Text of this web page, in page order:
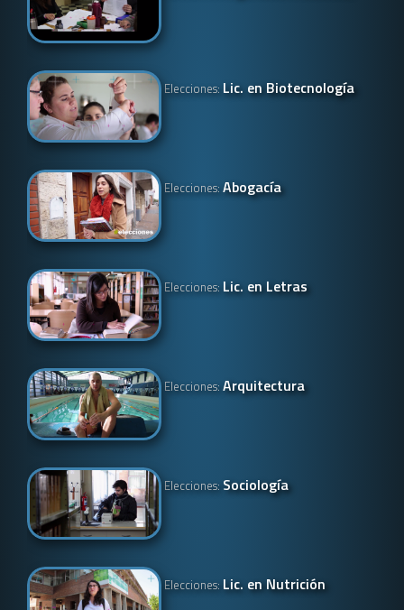
Elecciones: Lic. en Biotecnología
Elecciones:Abogacía
Elecciones: Lic. en Letras
Elecciones:Arquitectura
Elecciones: Sociología
Elecciones: Lic. en Nutrición